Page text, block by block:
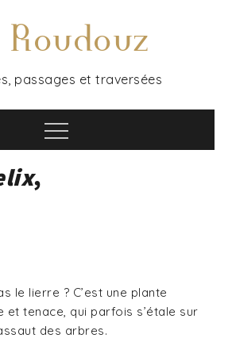
passages et traversées
,
le lierre ? C’est une plante
et tenace, qui parfois s’étale sur
des arbres.